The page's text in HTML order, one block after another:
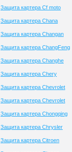
Защита картера Cf moto
Защита картера Chana
Защита картера Changan
Защита картера ChangFeng
Защита картера Changhe
Защита картера Chery
Защита картера Chevrolet
Защита картера Chevrolet
Защита картера Chongqing
Защита картера Chrysler
Защита картера Citroen